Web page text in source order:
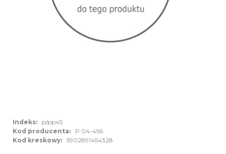
Indeks:
p/pp45
Kod producenta:
P 04-456
Kod kreskowy: 5902891454328